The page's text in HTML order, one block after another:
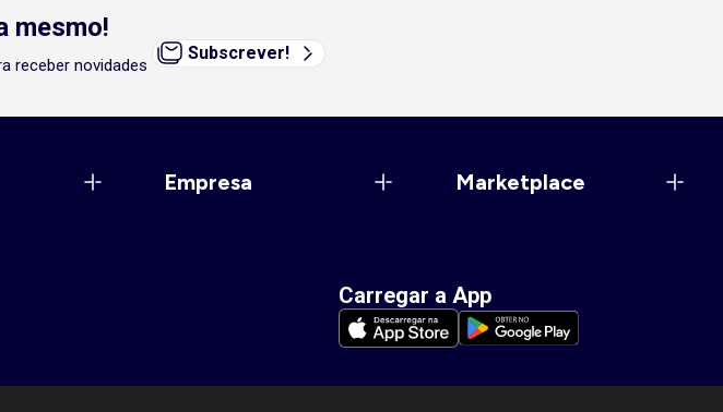
mesmo!
receber novidades
Subscrever!
Empresa Marketplace
Carregar a App